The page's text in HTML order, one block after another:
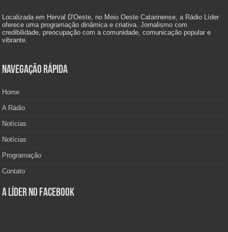
Localizada em Herval D'Oeste, no Meio Oeste Catarinense, a Rádio Líder
oferece uma programação dinâmica e criativa. Jornalismo com
credibilidade, preocupação com a comunidade, comunicação popular e
vibrante.
Navegação Rápida
Home
A Rádio
Notícias
Notícias
Programação
Contato
A Líder no Facebook